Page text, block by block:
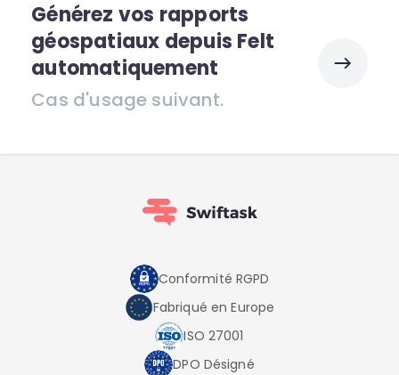
Générez vos rapports
géospatiaux depuis Felt
automatiquement
Cas d'usage suivant.
Conformité RGPD
Fabriqué en Europe
ISO 27001
DPO Désigné